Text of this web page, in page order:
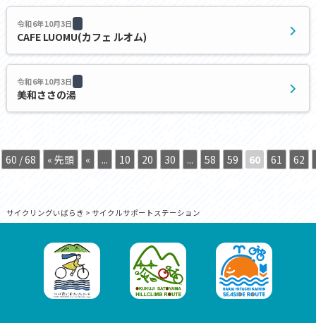
令和6年10月3日
CAFE LUOMU(カフェ ルオム)
令和6年10月3日
美和ささの湯
60 / 68 « 先頭 « ... 10 20 30 ... 58 59 60 61 62
サイクリングいばらき > サイクルサポートステーション